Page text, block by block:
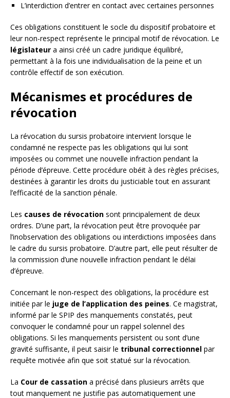
L’interdiction d’entrer en contact avec certaines personnes
Ces obligations constituent le socle du dispositif probatoire et
leur non-respect représente le principal motif de révocation. Le
législateur a ainsi créé un cadre juridique équilibré,
permettant à la fois une individualisation de la peine et un
contrôle effectif de son exécution.
Mécanismes et procédures de
révocation
La révocation du sursis probatoire intervient lorsque le
condamné ne respecte pas les obligations qui lui sont
imposées ou commet une nouvelle infraction pendant la
période d’épreuve. Cette procédure obéit à des règles précises,
destinées à garantir les droits du justiciable tout en assurant
l’efficacité de la sanction pénale.
Les causes de révocation sont principalement de deux
ordres. D’une part, la révocation peut être provoquée par
l’inobservation des obligations ou interdictions imposées dans
le cadre du sursis probatoire. D’autre part, elle peut résulter de
la commission d’une nouvelle infraction pendant le délai
d’épreuve.
Concernant le non-respect des obligations, la procédure est
initiée par le juge de l’application des peines. Ce magistrat,
informé par le SPIP des manquements constatés, peut
convoquer le condamné pour un rappel solennel des
obligations. Si les manquements persistent ou sont d’une
gravité suffisante, il peut saisir le tribunal correctionnel par
requête motivée afin que soit statué sur la révocation.
La Cour de cassation a précisé dans plusieurs arrêts que
tout manquement ne justifie pas automatiquement une